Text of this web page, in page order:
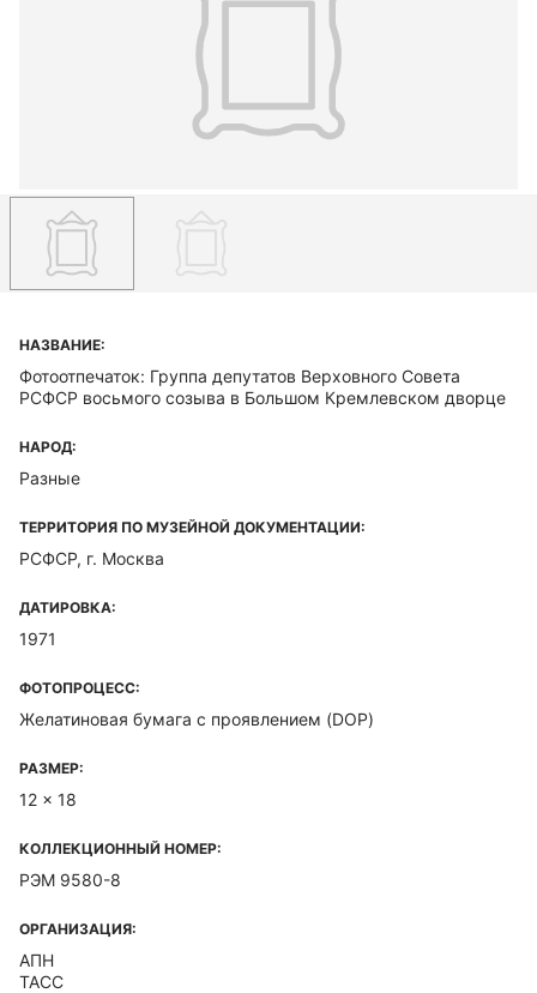
НАЗВАНИЕ:
Фотоотпечаток: Группа депутатов Верховного Совета
РСФСР восьмого созыва в Большом Кремлевском дворце
НАРОД:
Разные
ТЕРРИТОРИЯ ПО МУЗЕЙНОЙ ДОКУМЕНТАЦИИ:
РСФСР, г. Москва
ДАТИРОВКА:
1971
ФОТОПРОЦЕСС:
Желатиновая бумага с проявлением (DOP)
РАЗМЕР:
12 x 18
КОЛЛЕКЦИОННЫЙ НОМЕР:
РЭМ 9580-8
ОРГАНИЗАЦИЯ:
АПН
ТАСС